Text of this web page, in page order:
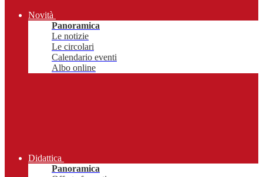
Novità
Panoramica
Le notizie
Le circolari
Calendario eventi
Albo online
Didattica
Panoramica